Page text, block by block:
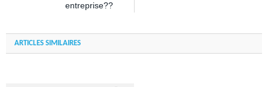
entreprise??
ARTICLES SIMILAIRES